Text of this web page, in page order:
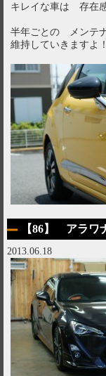
キレイな車は 存在
半年ごとの メンテ
維持していきますよ！
【86】 アラ
2013.06.18